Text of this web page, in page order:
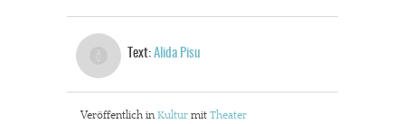
Text: Alida Pisu
Veröffentlich in Kultur mit Theater